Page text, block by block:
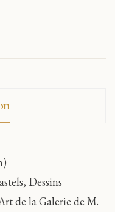
Dessins
de la Galerie de M.